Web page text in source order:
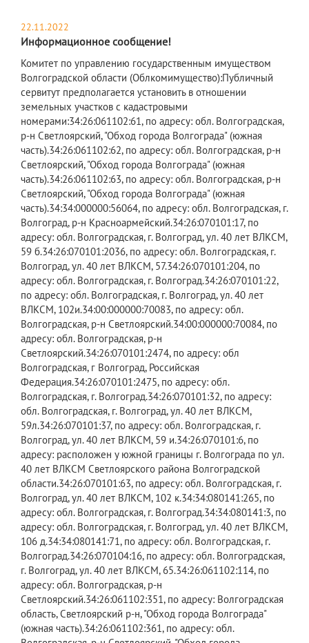
22.11.2022
Информационное сообщение!
Комитет по управлению государственным имуществом
Волгоградской области (Облкомимущество):Публичный
сервитут предполагается установить в отношении
земельных участков с кадастровыми
номерами:34:26:061102:61, по адресу: обл. Волгоградская,
р-н Светлоярский, "Обход города Волгограда" (южная
часть).34:26:061102:62, по адресу: обл. Волгоградская, р-н
Светлоярский, "Обход города Волгограда" (южная
часть).34:26:061102:63, по адресу: обл. Волгоградская, р-н
Светлоярский, "Обход города Волгограда" (южная
часть).34:34:000000:56064, по адресу: обл. Волгоградская, г.
Волгоград, р-н Красноармейский.34:26:070101:17, по
адресу: обл. Волгоградская, г. Волгоград, ул. 40 лет ВЛКСМ,
59 б.34:26:070101:2036, по адресу: обл. Волгоградская, г.
Волгоград, ул. 40 лет ВЛКСМ, 57.34:26:070101:204, по
адресу: обл. Волгоградская, г. Волгоград.34:26:070101:22,
по адресу: обл. Волгоградская, г. Волгоград, ул. 40 лет
ВЛКСМ, 102и.34:00:000000:70083, по адресу: обл.
Волгоградская, р-н Светлоярский.34:00:000000:70084, по
адресу: обл. Волгоградская, р-н
Светлоярский.34:26:070101:2474, по адресу: обл
Волгоградская, г Волгоград, Российская
Федерация.34:26:070101:2475, по адресу: обл.
Волгоградская, г. Волгоград.34:26:070101:32, по адресу:
обл. Волгоградская, г. Волгоград, ул. 40 лет ВЛКСМ,
59л.34:26:070101:37, по адресу: обл. Волгоградская, г.
Волгоград, ул. 40 лет ВЛКСМ, 59 и.34:26:070101:6, по
адресу: расположен у южной границы г. Волгограда по ул.
40 лет ВЛКСМ Светлоярского района Волгоградской
области.34:26:070101:63, по адресу: обл. Волгоградская, г.
Волгоград, ул. 40 лет ВЛКСМ, 102 к.34:34:080141:265, по
адресу: обл. Волгоградская, г. Волгоград.34:34:080141:3, по
адресу: обл. Волгоградская, г. Волгоград, ул. 40 лет ВЛКСМ,
106 д.34:34:080141:71, по адресу: обл. Волгоградская, г.
Волгоград.34:26:070104:16, по адресу: обл. Волгоградская,
г. Волгоград, ул. 40 лет ВЛКСМ, 65.34:26:061102:114, по
адресу: обл. Волгоградская, р-н
Светлоярский.34:26:061102:351, по адресу: Волгоградская
область, Светлоярский р-н, "Обход города Волгограда"
(южная часть).34:26:061102:361, по адресу: обл.